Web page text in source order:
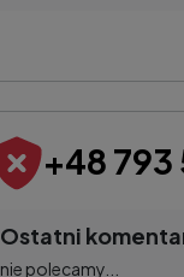
+48 793
Ostatni
nie polecamy...